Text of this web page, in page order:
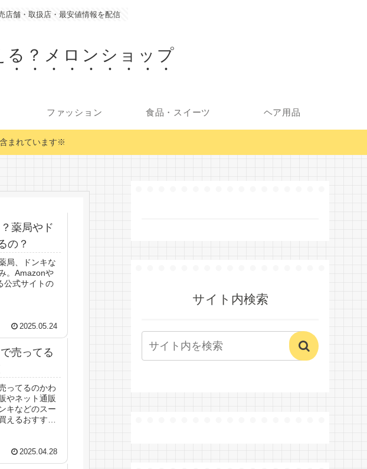
店舗・取扱店・最安値情報を配信
る？メロンショップ
ファッション 食品・スイーツ ヘア用品
まれています※
薬局やド
の？
局、ドンキな
。Amazonや
公式サイトの
2025.05.24
売ってる
ってるのかわ
やネット通販
キなどのスー
えるおすすめ
2025.04.28
サイト内検索